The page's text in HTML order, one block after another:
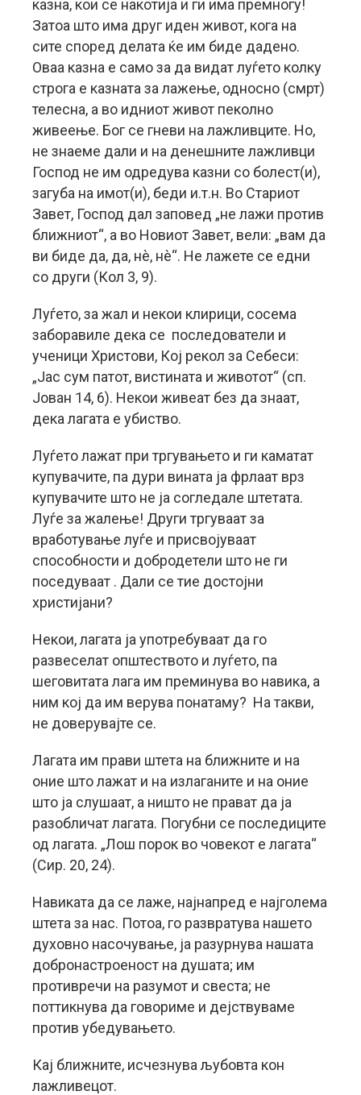
казна, кои се накотија и ги има премногу!
Затоа што има друг иден живот, кога на
сите според делата ќе им биде дадено.
Оваа казна е само за да видат луѓето колку
строга е казната за лажење, односно (смрт)
телесна, а во идниот живот пеколно
живеење. Бог се гневи на лажливците. Но,
не знаеме дали и на денешните лажливци
Господ не им одредува казни со болест(и),
загуба на имот(и), беди и.т.н. Во Стариот
Завет, Господ дал заповед „не лажи против
ближниот“, а во Новиот Завет, вели: „вам да
ви биде да, да, нè, нè“. Не лажете се едни
со други (Кол 3, 9).
Луѓето, за жал и некои клирици, сосема
заборавиле дека се последователи и
ученици Христови, Кој рекол за Себеси:
„Јас сум патот, вистината и животот“ (сп.
Јован 14, 6). Некои живеат без да знаат,
дека лагата е убиство.
Луѓето лажат при тргувањето и ги каматат
купувачите, па дури вината ја фрлаат врз
купувачите што не ја согледале штетата.
Луѓе за жалење! Други тргуваат за
вработување луѓе и присвојуваат
способности и добродетели што не ги
поседуваат . Дали се тие достојни
христијани?
Некои, лагата ја употребуваат да го
развеселат општеството и луѓето, па
шеговитата лага им преминува во навика, а
ним кој да им верува понатаму? На такви,
не доверувајте се.
Лагата им прави штета на ближните и на
оние што лажат и на излаганите и на оние
што ја слушаат, а ништо не прават да ја
разобличат лагата. Погубни се последиците
од лагата. „Лош порок во човекот е лагата“
(Сир. 20, 24).
Навиката да се лаже, најнапред е најголема
штета за нас. Потоа, го развратува нашето
духовно насочување, ја разурнува нашата
добронастроеност на душата; им
противречи на разумот и свеста; не
поттикнува да говориме и дејствуваме
против убедувањето.
Кај ближните, исчезнува љубовта кон
лажливецот.